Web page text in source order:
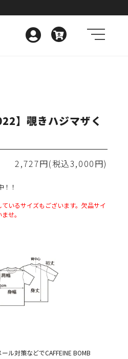
0
】覗きハジマザく
2,727円(税込3,000円)
！！
いるサイズもございます。欠品サイ
せ。
ル対策などでCAFFEINE BOMB